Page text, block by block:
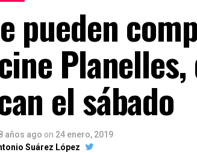
pueden
el sábado
años ago on 24 enero, 2019
Suárez López